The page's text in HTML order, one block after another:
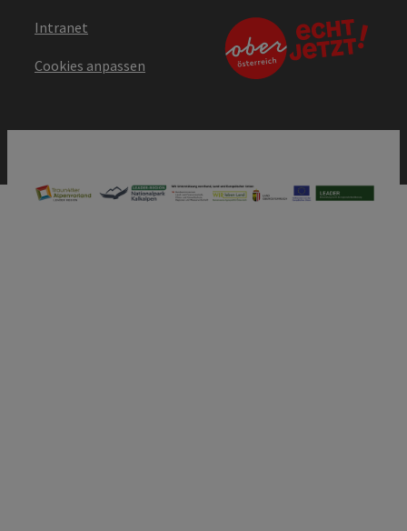
Intranet
Cookies anpassen